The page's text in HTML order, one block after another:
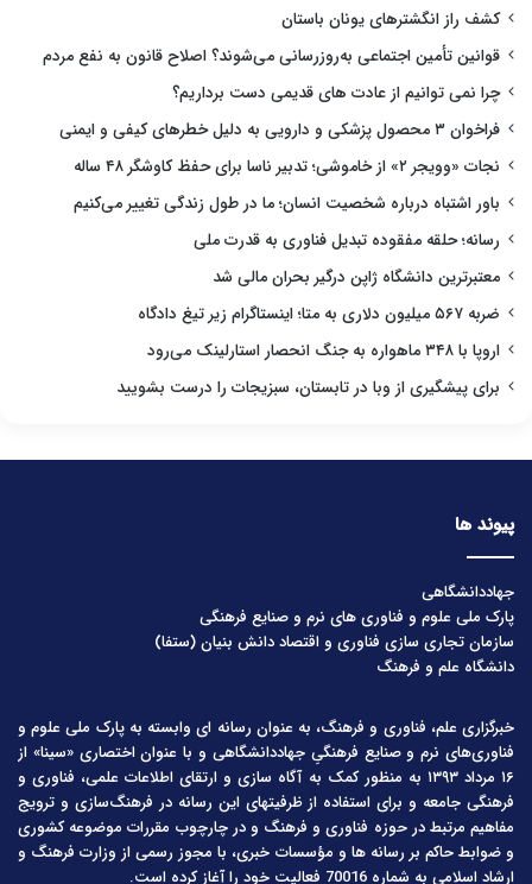
کشف راز انگشترهای یونان باستان
قوانین تأمین اجتماعی به‌روزرسانی می‌شوند؟ اصلاح قانون به نفع مردم
چرا نمی توانیم از عادت های قدیمی دست برداریم؟
فراخوان ۳ محصول پزشکی و دارویی به دلیل خطرهای کیفی و ایمنی
نجات «وویجر ۲» از خاموشی؛ تدبیر ناسا برای حفظ کاوشگر ۴۸ ساله
باور اشتباه درباره شخصیت انسان؛ ما در طول زندگی تغییر می‌کنیم
رسانه؛ حلقه مفقوده تبدیل فناوری به قدرت ملی
معتبرترین دانشگاه ژاپن درگیر بحران مالی شد
ضربه ۵۶۷ میلیون دلاری به متا؛ اینستاگرام زیر تیغ دادگاه
اروپا با ۳۴۸ ماهواره به جنگ انحصار استارلینک می‌رود
برای پیشگیری از وبا در تابستان، سبزیجات را درست بشویید
پیوند ها
جهاددانشگاهی
پارک ملی علوم و فناوری های نرم و صنایع فرهنگی
سازمان تجاری سازی فناوری و اقتصاد دانش بنیان (ستفا)
دانشگاه علم و فرهنگ
خبرگزاری علم، فناوری و فرهنگ، به عنوان رسانه ای وابسته به پارک ملی علوم و
فناوری‌های نرم و صنایع فرهنگیِ جهاددانشگاهی و با عنوان اختصاری «سینا» از
۱۶ مرداد ۱۳۹۳ به منظور کمک به آگاه سازی و ارتقای اطلاعات علمی، فناوری و
فرهنگی جامعه و برای استفاده از ظرفیتهای این رسانه در فرهنگ‌سازی و ترویج
مفاهیم مرتبط در حوزه فناوری و فرهنگ و در چارچوب مقررات موضوعه کشوری
و ضوابط حاکم بر رسانه ها و مؤسسات خبری، با مجوز رسمی از وزارت فرهنگ و
ارشاد اسلامی به شماره 70016 فعالیت خود را آغاز کرده است.